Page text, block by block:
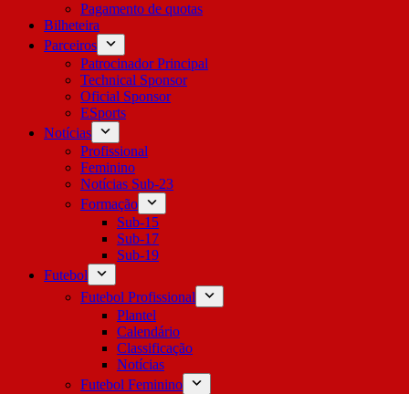
Pagamento de quotas
Bilheteira
Parceiros
Patrocinador Principal
Technical Sponsor
Oficial Sponsor
ESports
Notícias
Profissional
Feminino
Notícias Sub-23
Formação
Sub-15
Sub-17
Sub-19
Futebol
Futebol Profissional
Plantel
Calendário
Classificação
Notícias
Futebol Feminino